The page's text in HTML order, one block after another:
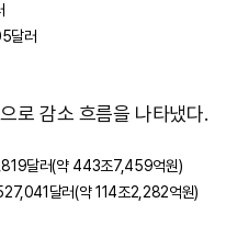
달러
로 감소 흐름을 나타냈다.
달러(약 443조7,459억원)
달러(약 114조2,282억원)